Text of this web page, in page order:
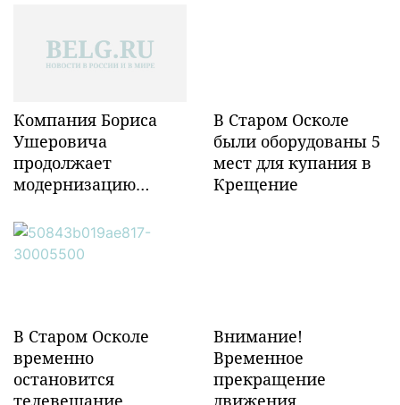
Компания Бориса
Ушеровича
продолжает
модернизацию
инфраструктуры в
Забайкалье
В Старом Осколе
были оборудованы 5
мест для купания в
Крещение
В Старом Осколе
временно
остановится
Внимание!
Временное
прекращение